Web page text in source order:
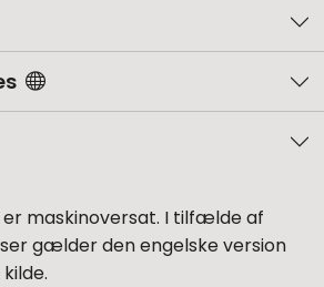
maskinoversat. I tilfælde af
gælder den engelske version